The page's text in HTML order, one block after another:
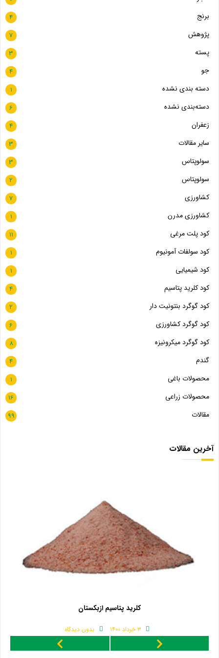
برنج 4
پژوهش 7
پسته 3
جو 4
دسته بندی نشده 1
دسته‌بندی نشده 6
زعفران 4
سایر مقالات 3
سولوپتاس 3
سولوپتاس 2
کشاورزی 7
کشاورزی مدرن 1
کود پلت مرغی 11
کود سولفات آمونیوم 1
کود شیمیایی 1
کود کلرید پتاسیم 4
کود گوگرد بنتونیت دار 2
کود گوگرد کشاورزی 6
کود گوگرد میکرونیزه 8
گندم 4
محصولات باغی 1
محصولات زراعی 16
مقالات 99
آخرین مقالات
کلرید پتاسیم ازبکستان
۳ خرداد ۱۴۰۰ بدون دیدگاه